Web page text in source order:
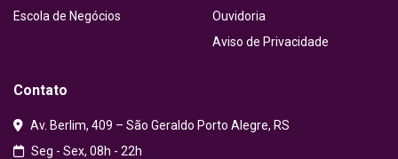
Escola de Negócios
Ouvidoria
Aviso de Privacidade
Contato
Av. Berlim, 409 – São Geraldo Porto Alegre, RS
Seg - Sex, 08h - 22h